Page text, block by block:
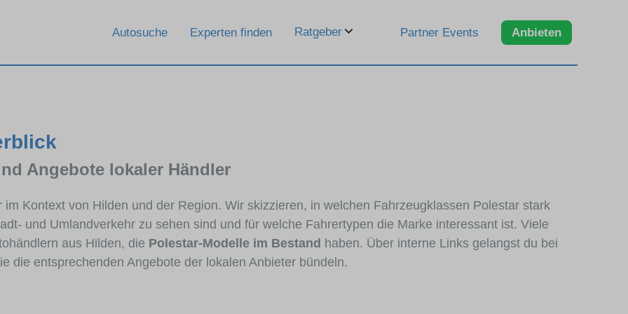
Autosuche Experten finden Ratgeber Partner Events Anbieten
Angebote lokaler Händler
Kontext von Hilden und der Region. Wir skizzieren, in welchen Fahrzeugklassen Polestar stark
und Umlandverkehr zu sehen sind und für welche Fahrertypen die Marke interessant ist. Viele
aus Hilden, die Polestar-Modelle im Bestand haben. Über interne Links gelangst du bei
die entsprechenden Angebote der lokalen Anbieter bündeln.